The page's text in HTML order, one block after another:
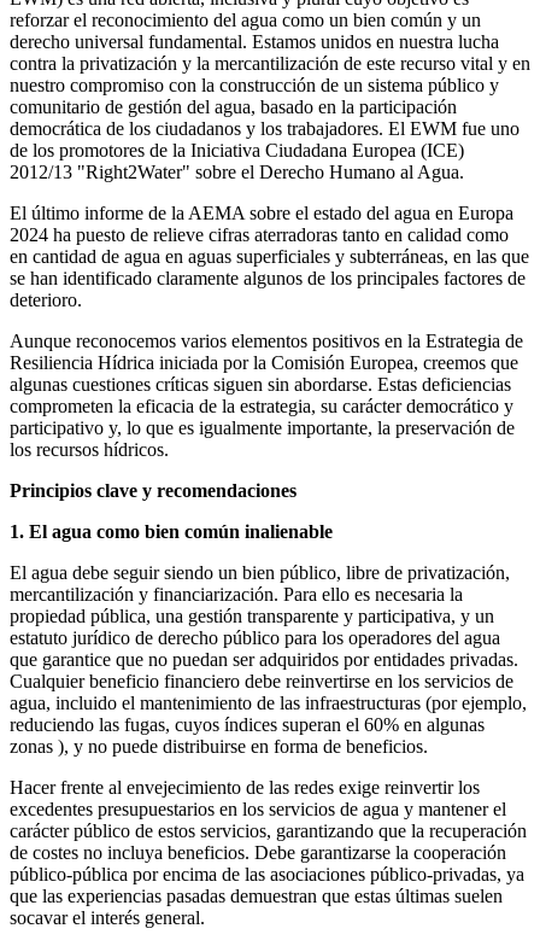
reforzar el reconocimiento del agua como un bien común y un
derecho universal fundamental. Estamos unidos en nuestra lucha
contra la privatización y la mercantilización de este recurso vital y en
nuestro compromiso con la construcción de un sistema público y
comunitario de gestión del agua, basado en la participación
democrática de los ciudadanos y los trabajadores. El EWM fue uno
de los promotores de la Iniciativa Ciudadana Europea (ICE)
2012/13 "Right2Water" sobre el Derecho Humano al Agua.
El último informe de la AEMA sobre el estado del agua en Europa
2024 ha puesto de relieve cifras aterradoras tanto en calidad como
en cantidad de agua en aguas superficiales y subterráneas, en las que
se han identificado claramente algunos de los principales factores de
deterioro.
Aunque reconocemos varios elementos positivos en la Estrategia de
Resiliencia Hídrica iniciada por la Comisión Europea, creemos que
algunas cuestiones críticas siguen sin abordarse. Estas deficiencias
comprometen la eficacia de la estrategia, su carácter democrático y
participativo y, lo que es igualmente importante, la preservación de
los recursos hídricos.
Principios clave y recomendaciones
1. El agua como bien común inalienable
El agua debe seguir siendo un bien público, libre de privatización,
mercantilización y financiarización. Para ello es necesaria la
propiedad pública, una gestión transparente y participativa, y un
estatuto jurídico de derecho público para los operadores del agua
que garantice que no puedan ser adquiridos por entidades privadas.
Cualquier beneficio financiero debe reinvertirse en los servicios de
agua, incluido el mantenimiento de las infraestructuras (por ejemplo,
reduciendo las fugas, cuyos índices superan el 60% en algunas
zonas ), y no puede distribuirse en forma de beneficios.
Hacer frente al envejecimiento de las redes exige reinvertir los
excedentes presupuestarios en los servicios de agua y mantener el
carácter público de estos servicios, garantizando que la recuperación
de costes no incluya beneficios. Debe garantizarse la cooperación
público-pública por encima de las asociaciones público-privadas, ya
que las experiencias pasadas demuestran que estas últimas suelen
socavar el interés general.